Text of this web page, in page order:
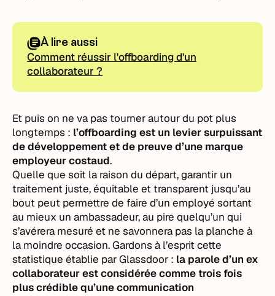
À lire aussi
Comment réussir l'offboarding d'un
collaborateur ?
Et puis on ne va pas tourner autour du pot plus
longtemps : l’offboarding est un levier surpuissant
de développement et de preuve d’une marque
employeur costaud.
Quelle que soit la raison du départ, garantir un
traitement juste, équitable et transparent jusqu’au
bout peut permettre de faire d’un employé sortant
au mieux un ambassadeur, au pire quelqu’un qui
s’avérera mesuré et ne savonnera pas la planche à
la moindre occasion. Gardons à l’esprit cette
statistique établie par Glassdoor : la parole d’un ex
collaborateur est considérée comme trois fois
plus crédible qu’une communication